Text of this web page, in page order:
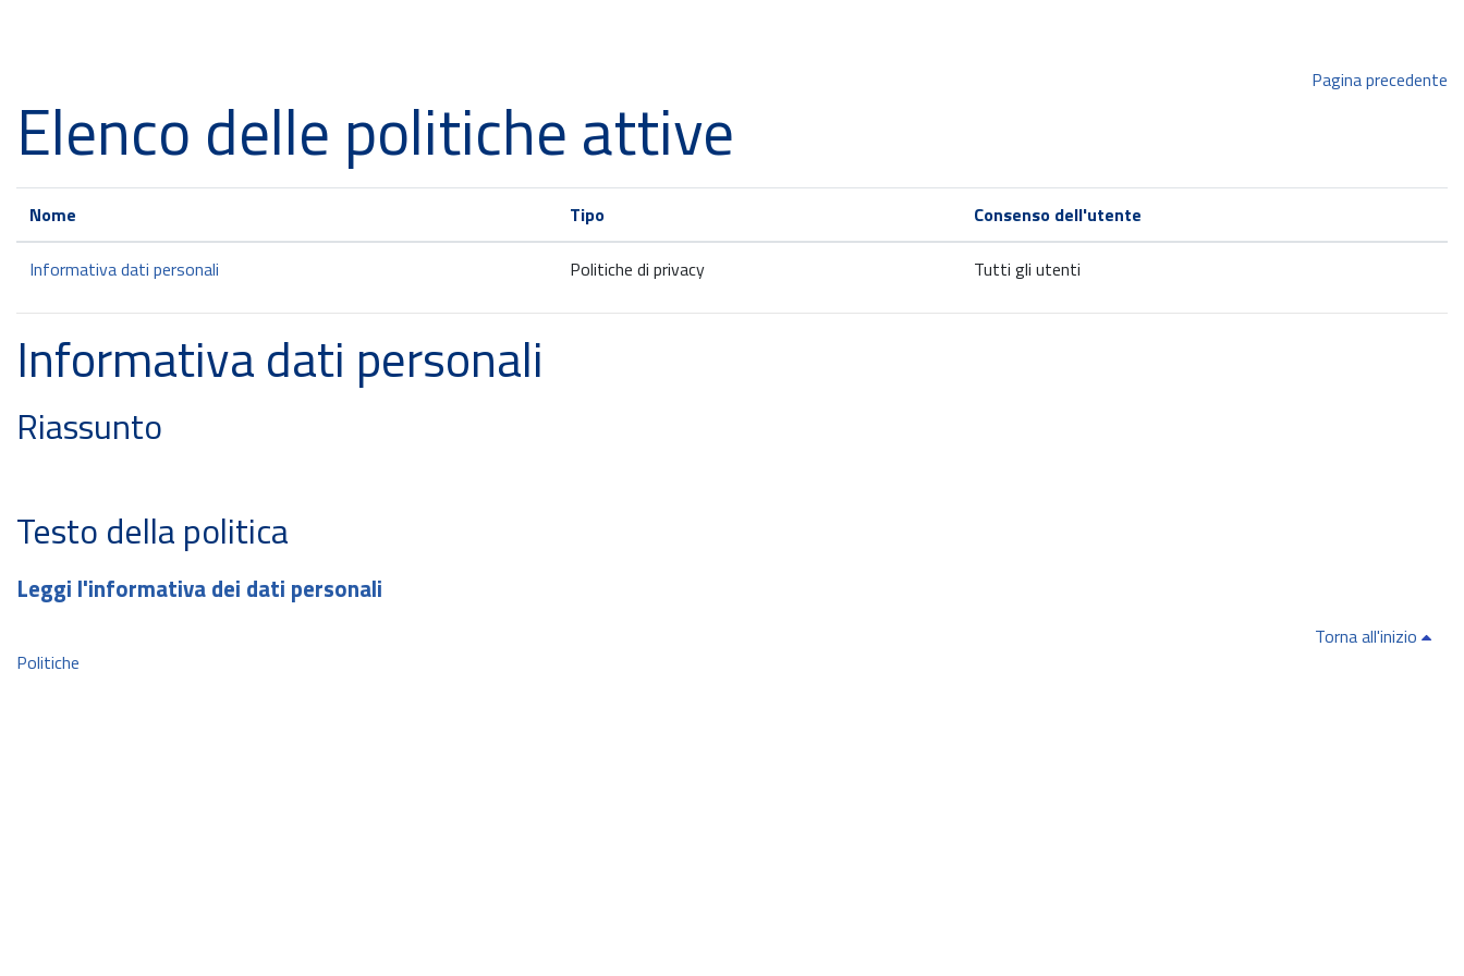
Pagina precedente
Elenco delle politiche attive
Nome Tipo Consenso dell'utente
Informativa dati personali Politiche di privacy Tutti gli utenti
Informativa dati personali
Riassunto
Testo della politica
Leggi l'informativa dei dati personali
Torna all'inizio
Politiche